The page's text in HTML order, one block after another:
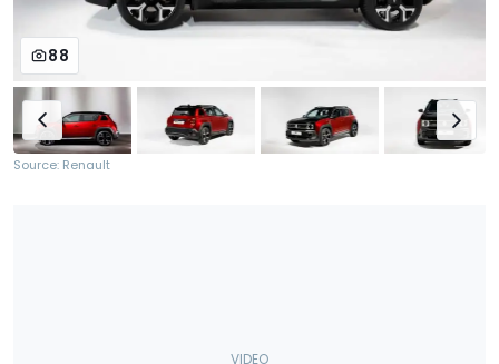
88
Source: Renault